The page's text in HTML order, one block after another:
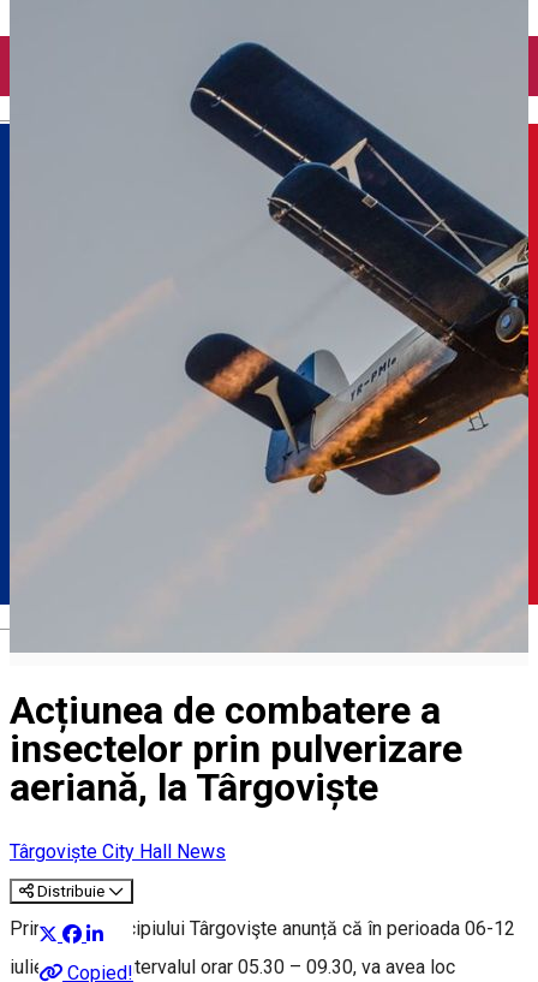
Acțiunea de combatere a
insectelor prin pulverizare
aeriană, la Târgoviște
Târgoviște City Hall News
Distribuie
Copied!
Primăria Municipiului Târgovişte anunță că în perioada 06-12
iulie 2021, în intervalul orar 05.30 – 09.30, va avea loc